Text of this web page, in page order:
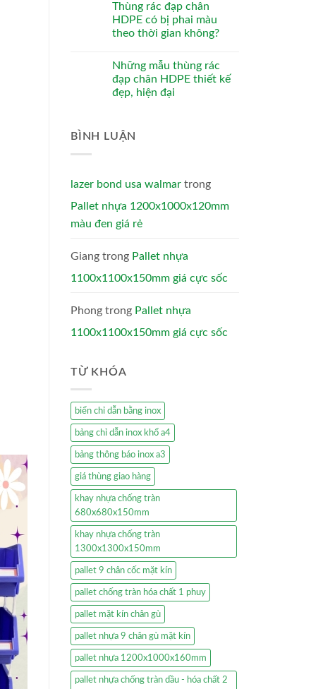
Thùng rác đạp chân
HDPE có bị phai màu
theo thời gian không?
Những mẫu thùng rác
đạp chân HDPE thiết kế
đẹp, hiện đại
BÌNH LUẬN
lazer bond usa walmar trong
Pallet nhựa 1200x1000x120mm
màu đen giá rẻ
Giang trong Pallet nhựa
1100x1100x150mm giá cực sốc
Phong trong Pallet nhựa
1100x1100x150mm giá cực sốc
TỪ KHÓA
biển chỉ dẫn bằng inox
bảng chỉ dẫn inox khổ a4
bảng thông báo inox a3
giá thùng giao hàng
khay nhựa chống tràn
680x680x150mm
khay nhựa chống tràn
1300x1300x150mm
pallet 9 chân cốc mặt kín
pallet chống tràn hóa chất 1 phuy
pallet mặt kín chân gù
pallet nhựa 9 chân gù mặt kín
pallet nhựa 1200x1000x160mm
pallet nhựa chống tràn dầu - hóa chất 2